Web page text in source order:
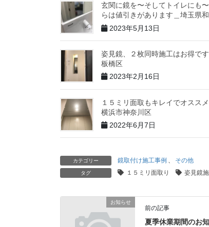
玄関に鏡を〜そしてトイレにも
らは値引きがあります＿埼玉県
2023年5月13日
姿見鏡、２枚同時施工はお得で
板橋区
2023年2月16日
１５ミリ面取もキレイでオススメ
横浜市神奈川区
2022年6月7日
カテゴリー 鏡取付け施工事例 、 その他
タグ １５ミリ面取り 姿見鏡
お知らせ
前の記事
夏季休業期間のお